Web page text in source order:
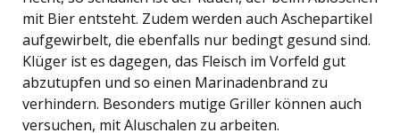
mit Bier entsteht. Zudem werden auch Aschepartikel
aufgewirbelt, die ebenfalls nur bedingt gesund sind.
Klüger ist es dagegen, das Fleisch im Vorfeld gut
abzutupfen und so einen Marinadenbrand zu
verhindern. Besonders mutige Griller können auch
versuchen, mit Aluschalen zu arbeiten.